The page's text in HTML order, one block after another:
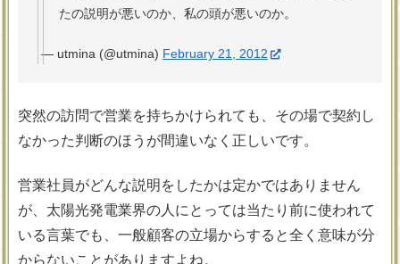
たの説明が悪いのか、私の頭が悪いのか。
— utmina (@utmina) February 21, 2012
突然の訪問で営業を持ちかけられても、その場で契約し
なかった判断のほうが間違いなく正しいです。
営業社員がどんな説明をしたかは定かではありません
が、太陽光発電業界の人にとっては当たり前に使われて
いる言葉でも、一般顧客の立場からすると全く意味が分
からないことがありますよね。